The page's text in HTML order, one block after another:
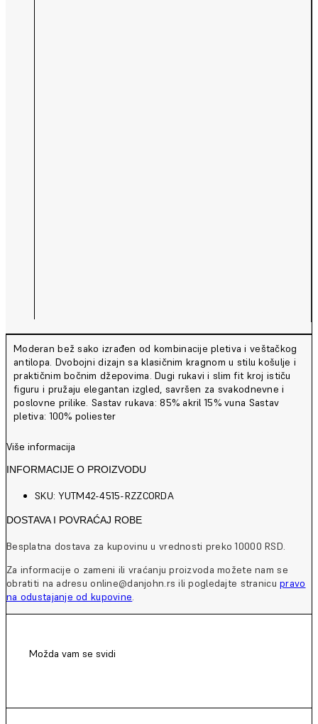
Moderan bež sako izrađen od kombinacije pletiva i veštačkog
antilopa. Dvobojni dizajn sa klasičnim kragnom u stilu košulje i
praktičnim bočnim džepovima. Dugi rukavi i slim fit kroj ističu
figuru i pružaju elegantan izgled, savršen za svakodnevne i
poslovne prilike. Sastav rukava: 85% akril 15% vuna Sastav
pletiva: 100% poliester
Više informacija
INFORMACIJE O PROIZVODU
SKU: YUTM42-4515-RZZCORDA
DOSTAVA I POVRAĆAJ ROBE
Besplatna dostava za kupovinu u vrednosti preko 10000 RSD.
Za informacije o zameni ili vraćanju proizvoda možete nam se
obratiti na adresu online@danjohn.rs ili pogledajte stranicupravo
na odustajanje od kupovine.
Možda vam se svidi